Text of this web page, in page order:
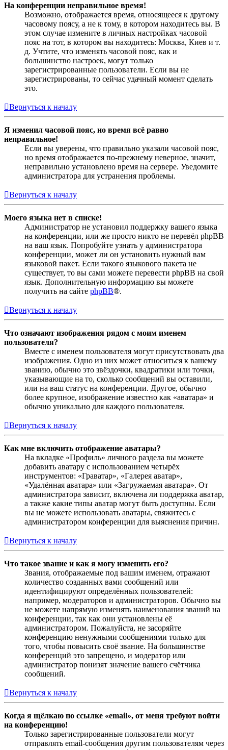
На конференции неправильное время!
Возможно, отображается время, относящееся к другому
часовому поясу, а не к тому, в котором находитесь вы. В
этом случае измените в личных настройках часовой
пояс на тот, в котором вы находитесь: Москва, Киев и т.
д. Учтите, что изменять часовой пояс, как и
большинство настроек, могут только
зарегистрированные пользователи. Если вы не
зарегистрированы, то сейчас удачный момент сделать
это.
Вернуться к началу
Я изменил часовой пояс, но время всё равно
неправильное!
Если вы уверены, что правильно указали часовой пояс,
но время отображается по-прежнему неверное, значит,
неправильно установлено время на сервере. Уведомите
администратора для устранения проблемы.
Вернуться к началу
Моего языка нет в списке!
Администратор не установил поддержку вашего языка
на конференции, или же просто никто не перевёл phpBB
на ваш язык. Попробуйте узнать у администратора
конференции, может ли он установить нужный вам
языковой пакет. Если такого языкового пакета не
существует, то вы сами можете перевести phpBB на свой
язык. Дополнительную информацию вы можете
получить на сайте phpBB®.
Вернуться к началу
Что означают изображения рядом с моим именем
пользователя?
Вместе с именем пользователя могут присутствовать два
изображения. Одно из них может относиться к вашему
званию, обычно это звёздочки, квадратики или точки,
указывающие на то, сколько сообщений вы оставили,
или на ваш статус на конференции. Другое, обычно
более крупное, изображение известно как «аватара» и
обычно уникально для каждого пользователя.
Вернуться к началу
Как мне включить отображение аватары?
На вкладке «Профиль» личного раздела вы можете
добавить аватару с использованием четырёх
инструментов: «Граватар», «Галерея аватар»,
«Удалённая аватара» или «Загружаемая аватара». От
администратора зависит, включена ли поддержка аватар,
а также какие типы аватар могут быть доступны. Если
вы не можете использовать аватары, свяжитесь с
администратором конференции для выяснения причин.
Вернуться к началу
Что такое звание и как я могу изменить его?
Звания, отображаемые под вашим именем, отражают
количество созданных вами сообщений или
идентифицируют определённых пользователей:
например, модераторов и администраторов. Обычно вы
не можете напрямую изменять наименования званий на
конференции, так как они установлены её
администратором. Пожалуйста, не засоряйте
конференцию ненужными сообщениями только для
того, чтобы повысить своё звание. На большинстве
конференций это запрещено, и модератор или
администратор понизят значение вашего счётчика
сообщений.
Вернуться к началу
Когда я щёлкаю по ссылке «email», от меня требуют войти
на конференцию!
Только зарегистрированные пользователи могут
отправлять email-сообщения другим пользователям через